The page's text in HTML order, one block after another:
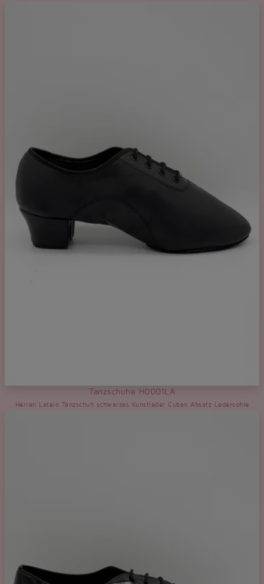
Tanzschuhe H0001LA
Herren Latein Tanzschuh schwarzes Kunstleder Cuban Absatz Ledersohle